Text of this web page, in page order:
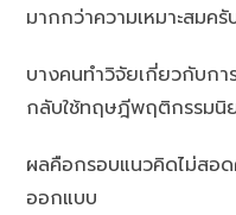
มากกว่าความเหมาะสมครั
บางคนทำวิจัยเกี่ยวกับกา
กลับใช้ทฤษฎีพฤติกรรมนิย
ผลคือกรอบแนวคิดไม่ส
ออกแบบ